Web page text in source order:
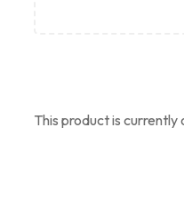
This product is